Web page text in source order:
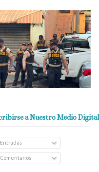
a Nuestro Medio Digital
Entradas
Comentarios